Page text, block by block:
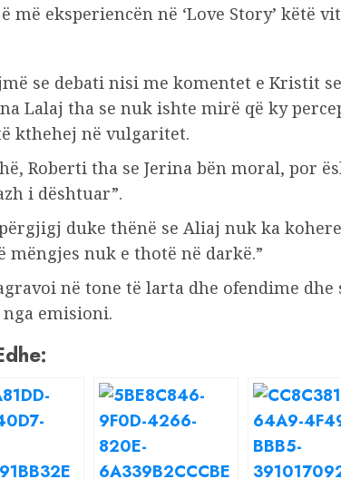
më eksperiencën në ‘Love Story’ këtë
se debati nisi me komentet e Kristit
Lalaj tha se nuk ishte mirë që ky
kthehej në vulgaritet.
Roberti tha se Jerina bën moral, por
i dështuar”.
duke thënë se Aliaj nuk ka
mëngjes nuk e thotë në darkë.”
në tone të larta dhe ofendime
emisioni.